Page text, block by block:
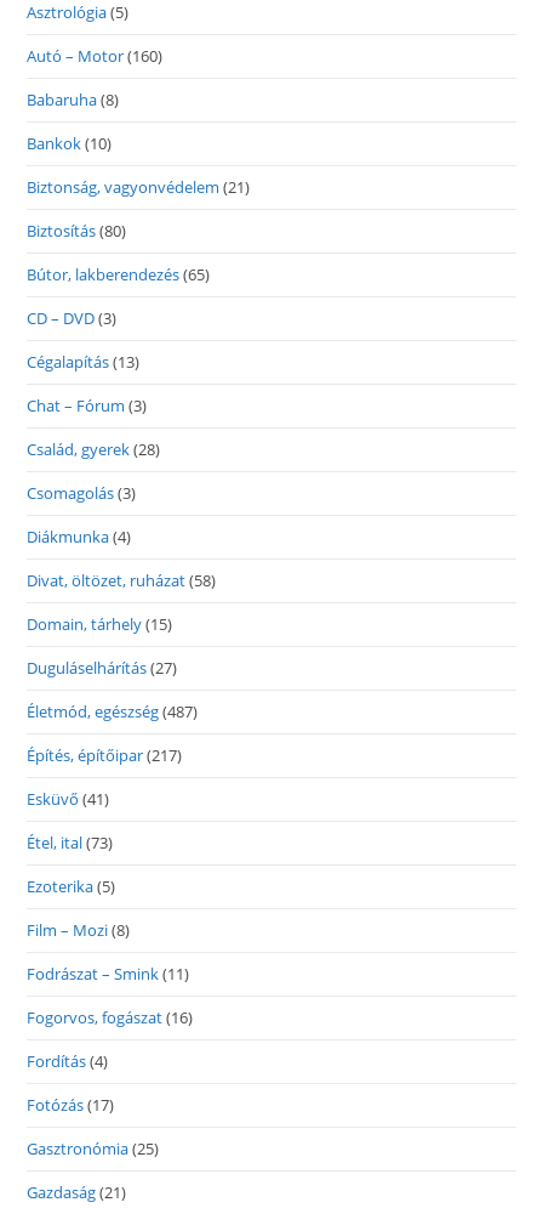
Asztrológia(5)
Autó – Motor(160)
Babaruha(8)
Bankok(10)
Biztonság, vagyonvédelem (21)
Biztosítás(80)
Bútor, lakberendezés(65)
CD – DVD(3)
Cégalapítás(13)
Chat – Fórum (3)
Család, gyerek(28)
Csomagolás(3)
Diákmunka(4)
Divat, öltözet, ruházat(58)
Domain, tárhely(15)
Duguláselhárítás(27)
Életmód, egészség(487)
Építés, építőipar(217)
Esküvő (41)
Étel, ital(73)
Ezoterika(5)
Film – Mozi(8)
Fodrászat – Smink(11)
Fogorvos, fogászat(16)
Fordítás(4)
Fotózás(17)
Gasztronómia(25)
Gazdaság(21)